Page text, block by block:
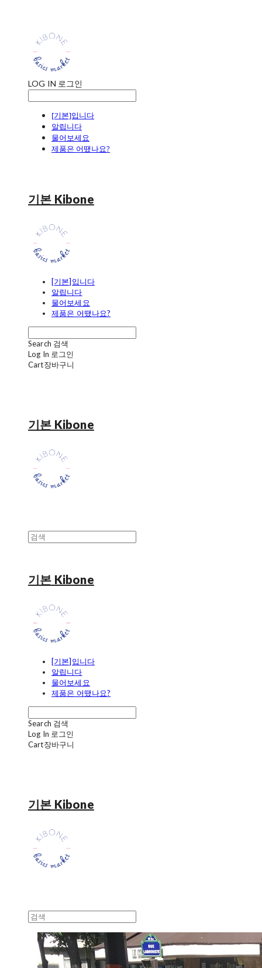
LOG IN 로그인
[기본]입니다
알립니다
물어보세요
제품은 어땠나요?
기본 Kibone
[기본]입니다
알립니다
물어보세요
제품은 어땠나요?
Search 검색
Log In 로그인
Cart장바구니
기본 Kibone
기본 Kibone
[기본]입니다
알립니다
물어보세요
제품은 어땠나요?
Search 검색
Log In 로그인
Cart장바구니
기본 Kibone